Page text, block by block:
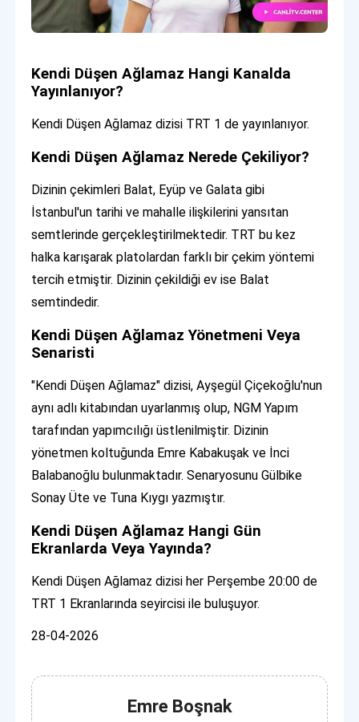
Kendi Düşen Ağlamaz Hangi Kanalda
Yayınlanıyor?
Kendi Düşen Ağlamaz dizisi TRT 1 de yayınlanıyor.
Kendi Düşen Ağlamaz Nerede Çekiliyor?
Dizinin çekimleri Balat, Eyüp ve Galata gibi
İstanbul'un tarihi ve mahalle ilişkilerini yansıtan
semtlerinde gerçekleştirilmektedir. TRT bu kez
halka karışarak platolardan farklı bir çekim yöntemi
tercih etmiştir. Dizinin çekildiği ev ise Balat
semtindedir.
Kendi Düşen Ağlamaz Yönetmeni Veya
Senaristi
"Kendi Düşen Ağlamaz" dizisi, Ayşegül Çiçekoğlu'nun
aynı adlı kitabından uyarlanmış olup, NGM Yapım
tarafından yapımcılığı üstlenilmiştir. Dizinin
yönetmen koltuğunda Emre Kabakuşak ve İnci
Balabanoğlu bulunmaktadır. Senaryosunu Gülbike
Sonay Üte ve Tuna Kıygı yazmıştır.
Kendi Düşen Ağlamaz Hangi Gün
Ekranlarda Veya Yayında?
Kendi Düşen Ağlamaz dizisi her Perşembe 20:00 de
TRT 1 Ekranlarında seyircisi ile buluşuyor.
28-04-2026
Emre Boşnak